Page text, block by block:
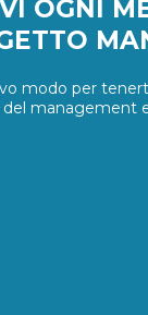
OGNI
modo per
management